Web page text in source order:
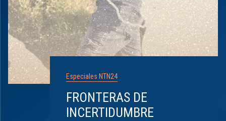
Especiales NTN24
FRONTERAS DE
INCERTIDUMBRE